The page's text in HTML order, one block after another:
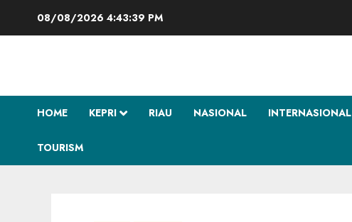
08/08/2026 4:43:40 PM
HOME KEPRI RIAU NASIONAL INTERNASIONAL
TOURISM